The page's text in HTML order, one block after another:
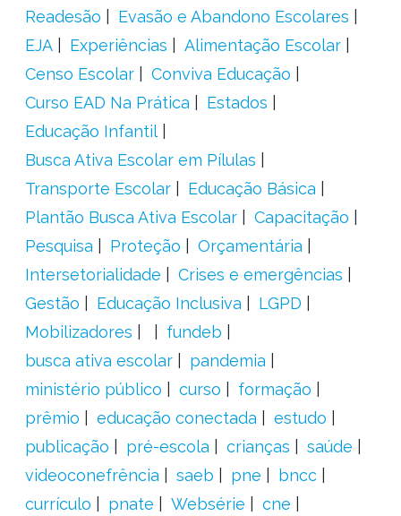
Readesão
Evasão e Abandono Escolares
EJA
Experiências
Alimentação Escolar
Censo Escolar
Conviva Educação
Curso EAD Na Prática
Estados
Educação Infantil
Busca Ativa Escolar em Pílulas
Transporte Escolar
Educação Básica
Plantão Busca Ativa Escolar
Capacitação
Pesquisa
Proteção
Orçamentária
Intersetorialidade
Crises e emergências
Gestão
Educação Inclusiva
LGPD
Mobilizadores
fundeb
busca ativa escolar
pandemia
ministério público
curso
formação
prêmio
educação conectada
estudo
publicação
pré-escola crianças
saúde
videoconefrência
saeb pne
bncc
currículo
pnate Websérie
cne